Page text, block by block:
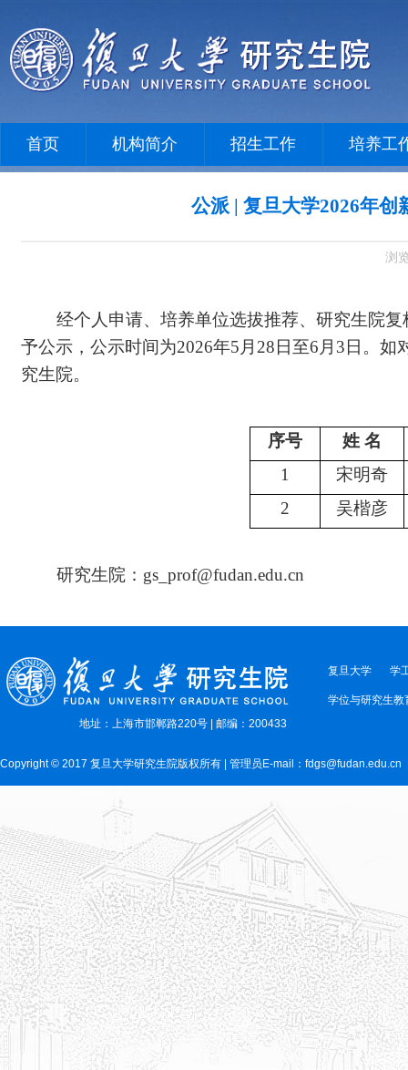
首页 机构简介 招生工作 培养工
公派 | 复旦大学2026年
浏
经个人申请、培养单位选拔推荐、研究生院复
予公示，公示时间为2026年5 月 28 日至6 月 3 日。如
究生院。
序号
姓 名
1
宋明奇
2
吴楷彦
研究生院： gs_prof@fudan.edu.cn
地址：上海市邯郸路220号 | 邮编：200433
复旦大学 学
学位与研究生教
Copyright © 2017 复旦大学研究生院版权所有 | 管理员E-mail：fdgs@fudan.edu.cn